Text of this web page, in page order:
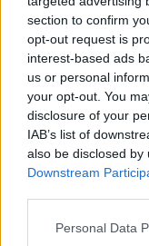
section to confirm
opt-out request is
interest-based ads
us or personal
your opt-out. You
disclosure of your
IAB’s list of
also be disclosed
Downstream
Please note that
Personal Data
Λέβιτ κατά
δημοσιογράφων
Ντόναλντ
ηγέτες» με
βάση που
Ιράκ.
ΔΙΑΒΑΣΤΕ
Κόσμος|